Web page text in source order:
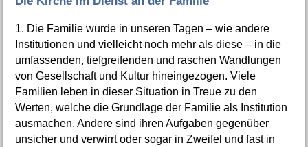
1. Die Familie wurde in unseren Tagen – wie andere
Institutionen und vielleicht noch mehr als diese – in die
umfassenden, tiefgreifenden und raschen Wandlungen
von Gesellschaft und Kultur hineingezogen. Viele
Familien leben in dieser Situation in Treue zu den
Werten, welche die Grundlage der Familie als Institution
ausmachen. Andere sind ihren Aufgaben gegenüber
unsicher und verwirrt oder sogar in Zweifel und fast in